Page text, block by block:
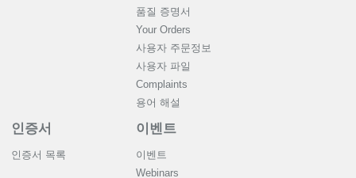
품질 증명서
Your Orders
사용자 주문정보
사용자 파일
Complaints
용어 해설
인증서
인증서 목록
이벤트
이벤트
Webinars